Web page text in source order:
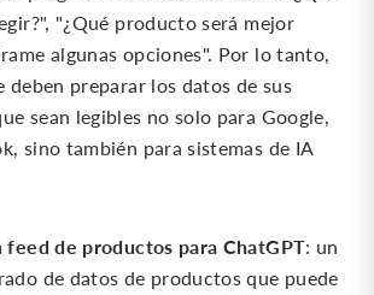
"¿Qué producto será mejor
algunas opciones". Por lo tanto,
deben preparar los datos de sus
sean legibles no solo para Google,
sino también para sistemas de IA
feed de productos para ChatGPT: un
de datos de productos que puede